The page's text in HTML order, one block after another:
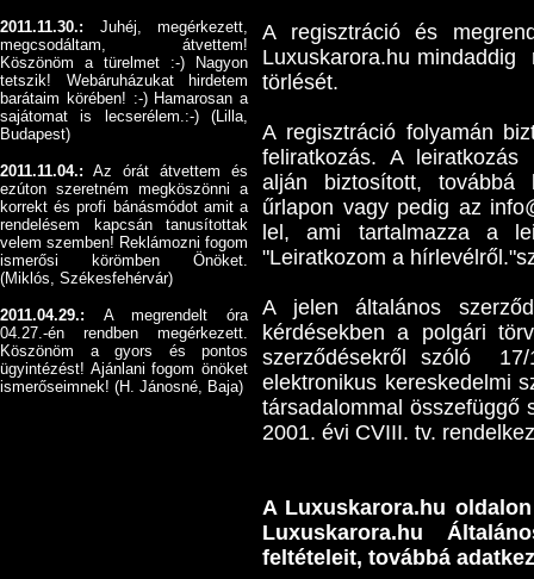
2011.11.30.: Juhéj, megérkezett,
megcsodáltam, átvettem!
Köszönöm a türelmet :-) Nagyon
tetszik! Webáruházukat hirdetem
barátaim körében! :-) Hamarosan a
sajátomat is lecserélem.:-) (Lilla,
Budapest)
2011.11.04.: Az órát átvettem és
ezúton szeretném megköszönni a
korrekt és profi bánásmódot amit a
rendelésem kapcsán tanusítottak
velem szemben! Reklámozni fogom
ismerősi körömben Önöket.
(Miklós, Székesfehérvár)
2011.04.29.: A megrendelt óra
04.27.-én rendben megérkezett.
Köszönöm a gyors és pontos
ügyintézést! Ajánlani fogom önöket
ismerőseimnek! (H. Jánosné, Baja)
A regisztráció és
Luxuskarora.hu
törlését.
A regisztráció folyamán
feliratkozás. A
alján biztosított, továbbá
űrlapon vagy pedig az
lel, ami tartalmazza a
"Leiratkozom a
A jelen általános
kérdésekben a polgári
szerződésekről szóló
elektronikus kereskedelmi
társadalommal összefüggő
2001. évi CVIII. tv.
A Luxuskarora.hu
Luxuskarora.hu
feltételeit, továbbá